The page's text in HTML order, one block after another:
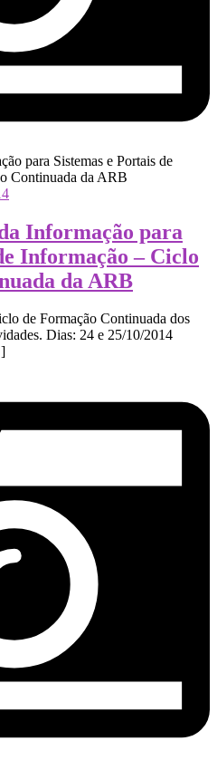
Informação para
Informação – Ciclo
da ARB
de Formação Continuada dos
Dias: 24 e 25/10/2014